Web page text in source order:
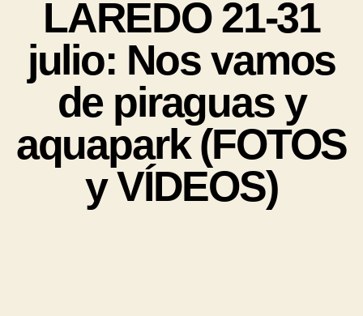
LAREDO 21-31
julio: Nos vamos
de piraguas y
aquapark (FOTOS
y VÍDEOS)